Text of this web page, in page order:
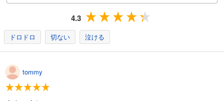
あらすじを表示する
炎の蜃気楼13 黄泉への風穴（前編）
4.3
ドロドロ 切ない 泣ける
tommy